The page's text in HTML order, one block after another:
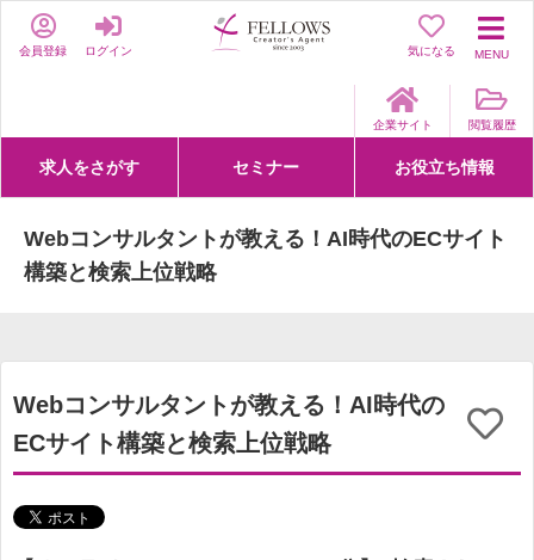
会員登録 ログイン 気になる MENU
企業サイト 閲覧履歴
求人をさがす
詳細条件からさがす
求人特集からさがす
セミナー
セミナーをさがす
クリエイティブNEXT
クリエイターズファーム
e-ラーニング
Fellows Creative Academy
企業研修
お役立ち情報
お役立ち情報一覧
聞くは一時、聞かぬは一生
クリエイターのお仕事図鑑
クリエイターの声
企業様向けお役立ち情報
Webコンサルタントが教える！AI時代のECサイト
構築と検索上位戦略
Webコンサルタントが教える！AI時代の
ECサイト構築と検索上位戦略